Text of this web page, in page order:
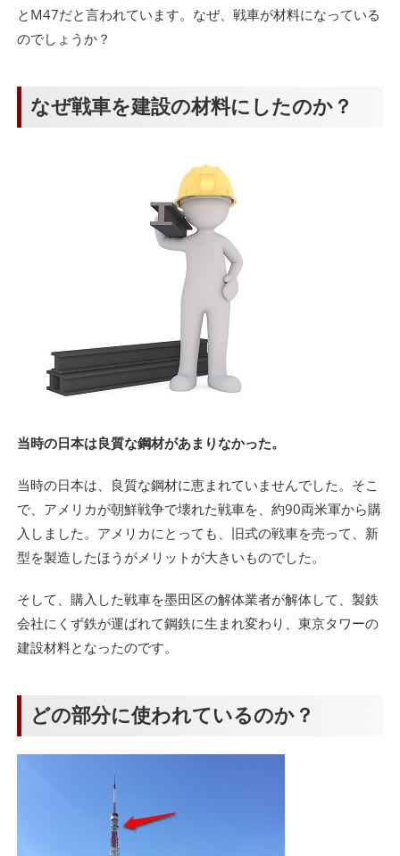
とM47だと言われています。なぜ、戦車が材料になっている
のでしょうか？
なぜ戦車を建設の材料にしたのか？
当時の日本は良質な鋼材があまりなかった。
当時の日本は、良質な鋼材に恵まれていませんでした。そこ
で、アメリカが朝鮮戦争で壊れた戦車を、約90両米軍から購
入しました。アメリカにとっても、旧式の戦車を売って、新
型を製造したほうがメリットが大きいものでした。
そして、購入した戦車を墨田区の解体業者が解体して、製鉄
会社にくず鉄が運ばれて鋼鉄に生まれ変わり、東京タワーの
建設材料となったのです。
どの部分に使われているのか？